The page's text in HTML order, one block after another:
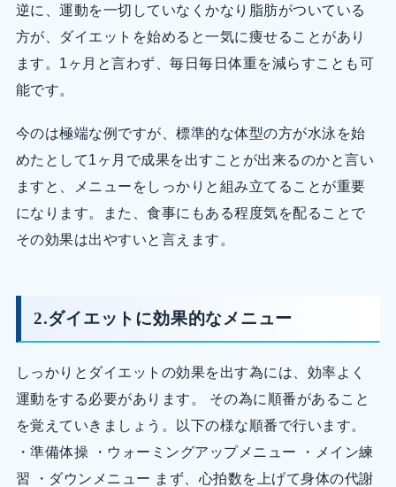
逆に、運動を一切していなくかなり脂肪がついている
方が、ダイエットを始めると一気に痩せることがあり
ます。1ヶ月と言わず、毎日毎日体重を減らすことも可
能です。
今のは極端な例ですが、標準的な体型の方が水泳を始
めたとして1ヶ月で成果を出すことが出来るのかと言い
ますと、メニューをしっかりと組み立てることが重要
になります。また、食事にもある程度気を配ることで
その効果は出やすいと言えます。
2.ダイエットに効果的なメニュー
しっかりとダイエットの効果を出す為には、効率よく
運動をする必要があります。 その為に順番があること
を覚えていきましょう。以下の様な順番で行います。
・準備体操 ・ウォーミングアップメニュー ・メイン練
習 ・ダウンメニュー まず、心拍数を上げて身体の代謝